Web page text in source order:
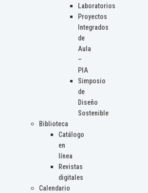
Laboratorios
Proyectos
Integrados
de
Aula
–
PIA
Simposio
de
Diseño
Sostenible
Biblioteca
Catálogo
en
línea
Revistas
digitales
Calendario